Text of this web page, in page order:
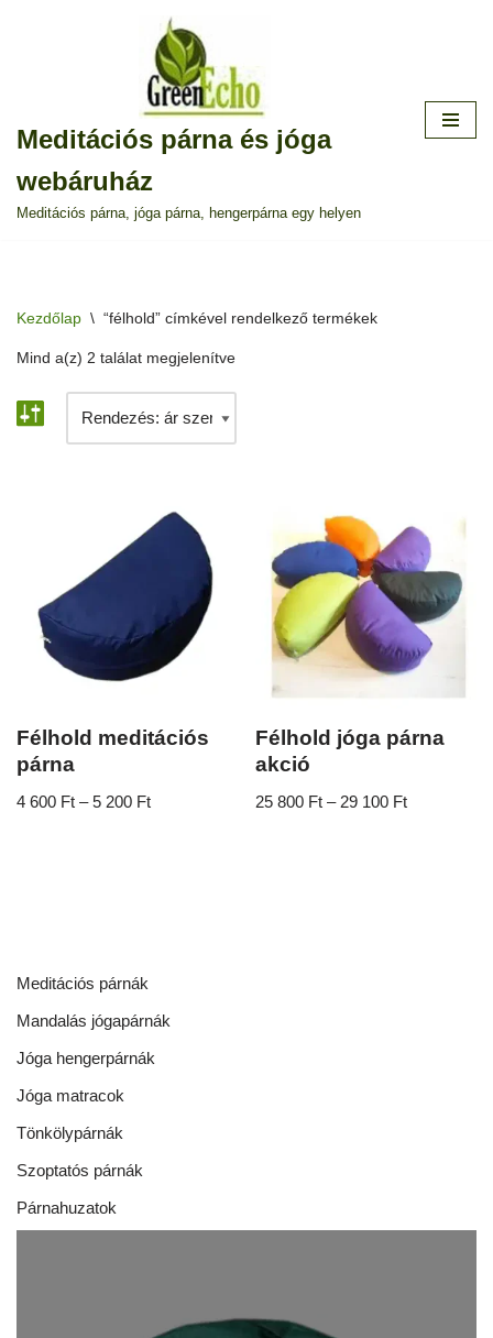
Meditációs párna és jóga
webáruház
Meditációs párna, jóga párna, hengerpárna egy helyen
Kezdőlap \ “félhold” címkével rendelkező termékek
Mind a(z) 2 találat megjelenítve
Félhold meditációs
párna
4 600 Ft – 5 200 Ft
Félhold jóga párna
akció
25 800 Ft – 29 100 Ft
Meditációs párnák
Mandalás jógapárnák
Jóga hengerpárnák
Jóga matracok
Tönkölypárnák
Szoptatós párnák
Párnahuzatok